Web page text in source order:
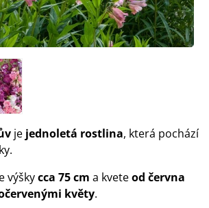
je jednoletá rostlina, která pochází
výškycca 75 cm a kveteod června
květy.